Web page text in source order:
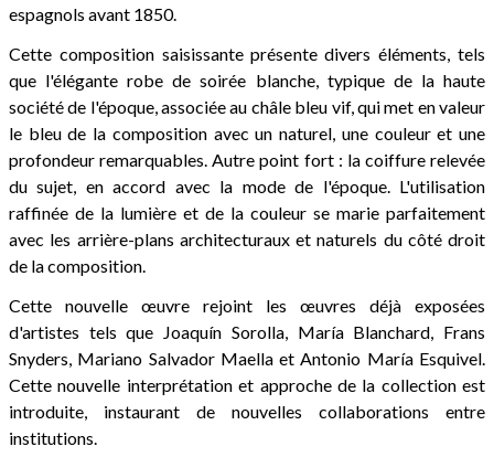
espagnols avant 1850.
Cette composition saisissante présente divers éléments, tels
que l'élégante robe de soirée blanche, typique de la haute
société de l'époque, associée au châle bleu vif, qui met en valeur
le bleu de la composition avec un naturel, une couleur et une
profondeur remarquables. Autre point fort : la coiffure relevée
du sujet, en accord avec la mode de l'époque. L'utilisation
raffinée de la lumière et de la couleur se marie parfaitement
avec les arrière-plans architecturaux et naturels du côté droit
de la composition.
Cette nouvelle œuvre rejoint les œuvres déjà exposées
d'artistes tels que Joaquín Sorolla, María Blanchard, Frans
Snyders, Mariano Salvador Maella et Antonio María Esquivel.
Cette nouvelle interprétation et approche de la collection est
introduite, instaurant de nouvelles collaborations entre
institutions.